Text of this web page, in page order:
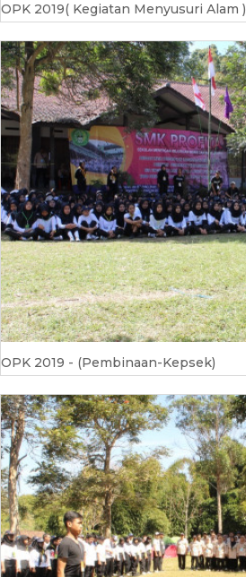
OPK 2019( Kegiatan Menyusuri Alam )
OPK 2019 - (Pembinaan-Kepsek)